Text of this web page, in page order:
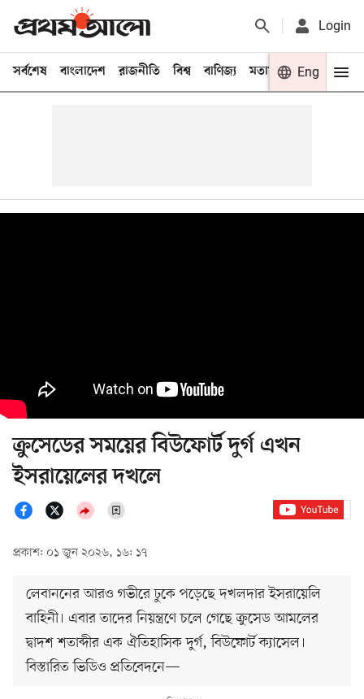
Login
সর্বশেষ বাংলাদেশ রাজনীতি বিশ্ব বাণিজ্য মতামত খেলা
Eng
ক্রুসেডের সময়ের বিউফোর্ট দুর্গ এখন
ইসরায়েলের দখলে
প্রকাশ: ০১ জুন ২০২৬, ১৬: ১৭
লেবাননের আরও গভীরে ঢুকে পড়েছে দখলদার ইসরায়েলি
বাহিনী। এবার তাদের নিয়ন্ত্রণে চলে গেছে ক্রুসেড আমলের
দ্বাদশ শতাব্দীর এক ঐতিহাসিক দুর্গ, বিউফোর্ট ক্যাসেল।
বিস্তারিত ভিডিও প্রতিবেদনে—